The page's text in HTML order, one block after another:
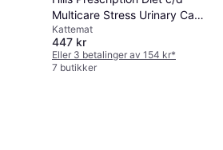
Multicare Stress Urinary Care
Chicken 3kg
Kattemat
447 kr
Eller 3 betalinger av 154 kr*
7 butikker